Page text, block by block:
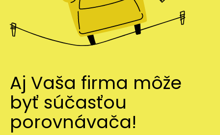
Aj Vaša firma môže
byť súčasťou
porovnávača!